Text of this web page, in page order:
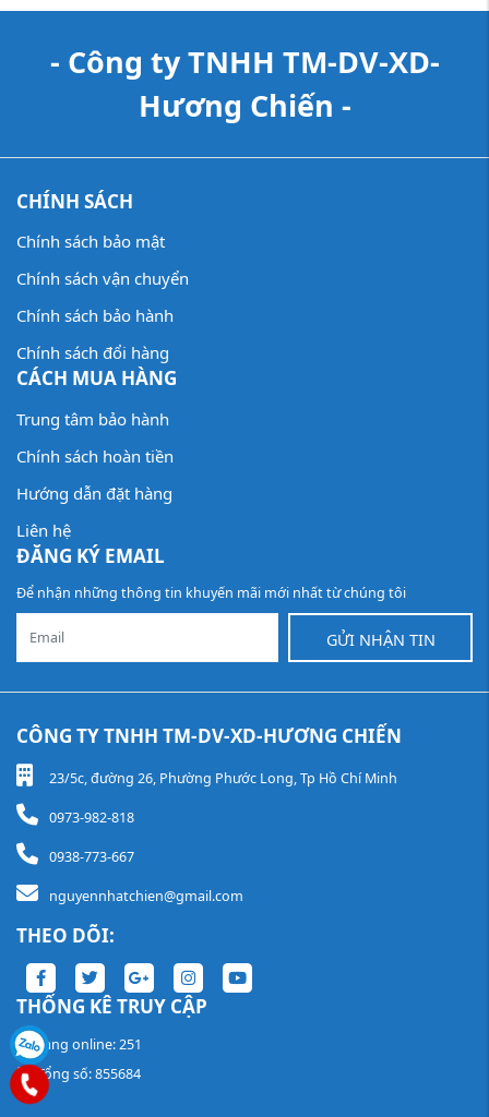
- Công ty TNHH TM-DV-XD-
Hương Chiến -
CHÍNH SÁCH
Chính sách bảo mật
Chính sách vận chuyển
Chính sách bảo hành
Chính sách đổi hàng
CÁCH MUA HÀNG
Trung tâm bảo hành
Chính sách hoàn tiền
Hướng dẫn đặt hàng
Liên hệ
ĐĂNG KÝ EMAIL
Để nhận những thông tin khuyến mãi mới nhất từ chúng tôi
GỬI NHẬN TIN
CÔNG TY TNHH TM-DV-XD-HƯƠNG CHIẾN
23/5c, đường 26, Phường Phước Long, Tp Hồ Chí Minh
0973-982-818
0938-773-667
nguyennhatchien@gmail.com
THEO DÕI:
THỐNG KÊ TRUY CẬP
Đang online: 251
Tổng số: 855684